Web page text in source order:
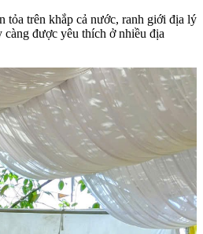
tỏa trên khắp cả nước, ranh giới địa lý
được yêu thích ở nhiều địa